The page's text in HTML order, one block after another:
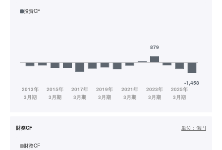
投資CF
財務CF 単位： 億円
財務CF